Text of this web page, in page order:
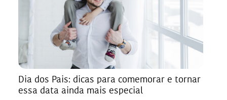
Dia dos Pais: dicas para comemorar e tornar
essa data ainda mais especial